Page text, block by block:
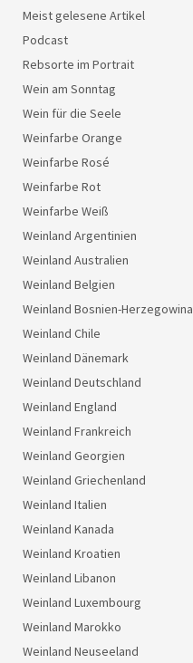
Meist gelesene Artikel
Podcast
Rebsorte im Portrait
Wein am Sonntag
Wein für die Seele
Weinfarbe Orange
Weinfarbe Rosé
Weinfarbe Rot
Weinfarbe Weiß
Weinland Argentinien
Weinland Australien
Weinland Belgien
Weinland Bosnien-Herzegowina
Weinland Chile
Weinland Dänemark
Weinland Deutschland
Weinland England
Weinland Frankreich
Weinland Georgien
Weinland Griechenland
Weinland Italien
Weinland Kanada
Weinland Kroatien
Weinland Libanon
Weinland Luxembourg
Weinland Marokko
Weinland Neuseeland